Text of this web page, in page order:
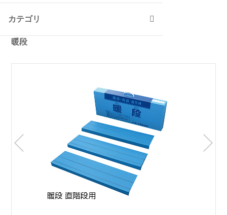
カテゴリ
暖段